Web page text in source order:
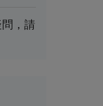
，請